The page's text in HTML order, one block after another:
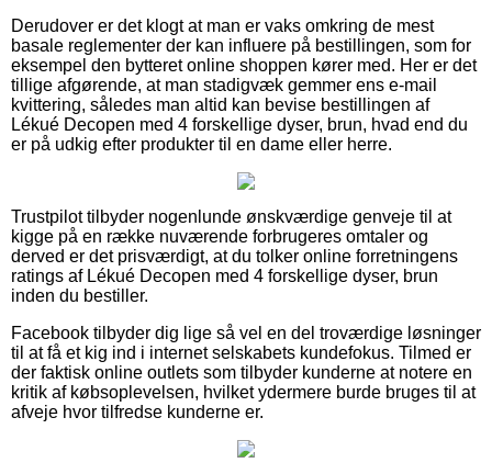
Derudover er det klogt at man er vaks omkring de mest
basale reglementer der kan influere på bestillingen, som for
eksempel den bytteret online shoppen kører med. Her er det
tillige afgørende, at man stadigvæk gemmer ens e-mail
kvittering, således man altid kan bevise bestillingen af
Lékué Decopen med 4 forskellige dyser, brun, hvad end du
er på udkig efter produkter til en dame eller herre.
Trustpilot tilbyder nogenlunde ønskværdige genveje til at
kigge på en række nuværende forbrugeres omtaler og
derved er det prisværdigt, at du tolker online forretningens
ratings af Lékué Decopen med 4 forskellige dyser, brun
inden du bestiller.
Facebook tilbyder dig lige så vel en del troværdige løsninger
til at få et kig ind i internet selskabets kundefokus. Tilmed er
der faktisk online outlets som tilbyder kunderne at notere en
kritik af købsoplevelsen, hvilket ydermere burde bruges til at
afveje hvor tilfredse kunderne er.